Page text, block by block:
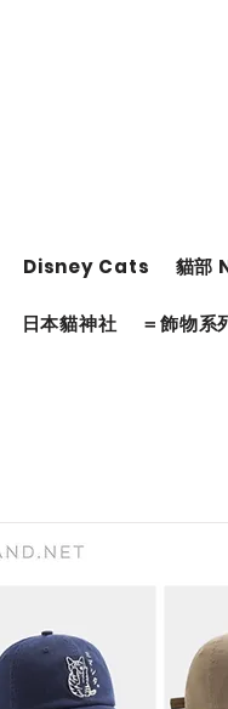
Disney Cats 貓部
日本貓神社 ＝飾物系